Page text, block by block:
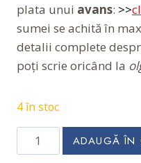
plata unui avans: >>
sumei se achită în
detalii complete
poți scrie oricând la
4 în stoc
Cantitate
Curs
ADAUGĂ ÎN